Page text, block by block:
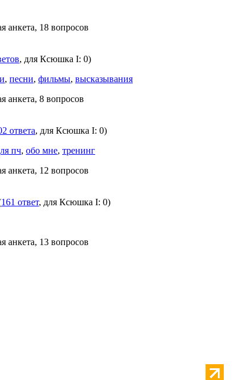
анкета, 18 вопросов
, для Ксюшка I: 0)
, песни, фильмы, высказывания
анкета, 8 вопросов
ответа, для Ксюшка I: 0)
пч, обо мне, тренинг
анкета, 12 вопросов
161 ответ, для Ксюшка I: 0)
анкета, 13 вопросов